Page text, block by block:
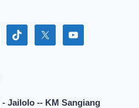
Jailolo -- KM Sangiang